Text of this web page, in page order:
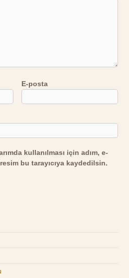
E-posta
kullanılması için adım, e-
bu tarayıcıya kaydedilsin.